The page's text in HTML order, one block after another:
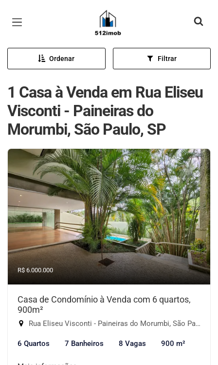
Página inicial
Ordenar Filtrar
1 Casa à Venda em Rua Eliseu
Visconti - Paineiras do
Morumbi, São Paulo, SP
R$ 6.000.000
Casa de Condomínio à Venda com 6 quartos,
900m²
Rua Eliseu Visconti - Paineiras do Morumbi, São Paulo-SP
6 Quartos 7 Banheiros 8 Vagas 900 m²